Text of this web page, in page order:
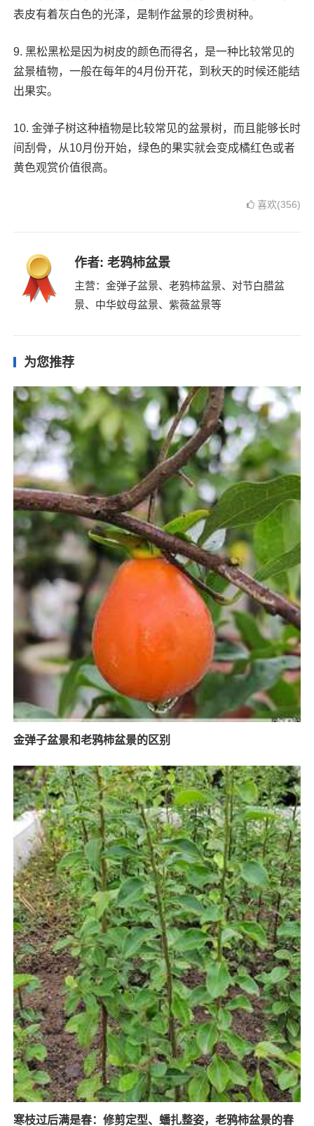
表皮有着灰白色的光泽，是制作盆景的珍贵树种。
9. 黑松黑松是因为树皮的颜色而得名，是一种比较常见的
盆景植物，一般在每年的4月份开花，到秋天的时候还能结
出果实。
10. 金弹子树这种植物是比较常见的盆景树，而且能够长时
间刮骨，从10月份开始，绿色的果实就会变成橘红色或者
黄色观赏价值很高。
喜欢(356)
作者: 老鸦柿盆景
主营：金弹子盆景、老鸦柿盆景、对节白腊盆
景、中华蚊母盆景、紫薇盆景等
为您推荐
金弹子盆景和老鸦柿盆景的区别
寒枝过后满是春：修剪定型、蟠扎整姿，老鸦柿盆景的春